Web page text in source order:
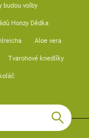
budou volby
Honzy Dědka
Aloe vera
Tvarohové knedlíky